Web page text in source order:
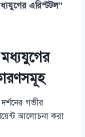
এরিস্টটল”
গভীর
আলোচনা করা